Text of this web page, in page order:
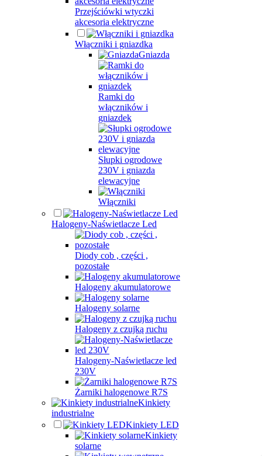
Przejściówki wtyczki
akcesoria elektryczne
Włączniki i gniazdka
Gniazda
Ramki do
włączników i
gniazdek
Słupki ogrodowe
230V i gniazda
elewacyjne
Włączniki
Halogeny-Naświetlacze Led
Diody cob , części ,
pozostałe
Halogeny akumulatorowe
Halogeny solarne
Halogeny z czujką ruchu
Halogeny-Naświetlacze led
230V
Żarniki halogenowe R7S
Kinkiety
industrialne
Kinkiety LED
Kinkiety
solarne